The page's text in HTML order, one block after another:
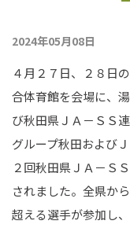
2024年05月08日
４月２７日、２８日
合体育館を会場に、
び秋田県ＪＡ－ＳＳ
グループ秋田および
２回秋田県ＪＡ－Ｓ
されました。全県か
超える選手が参加し